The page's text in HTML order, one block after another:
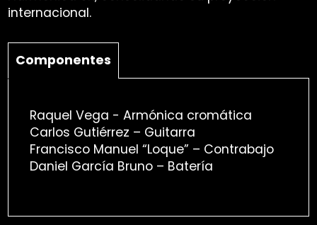
internacional.
Componentes
Raquel Vega - Armónica cromática
Carlos Gutiérrez – Guitarra
Francisco Manuel “Loque” – Contrabajo
Daniel García Bruno – Batería